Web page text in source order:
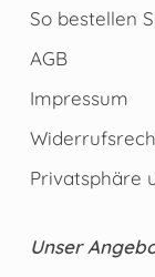
So bestellen
AGB
Impressum
Privatsphäre
Unser